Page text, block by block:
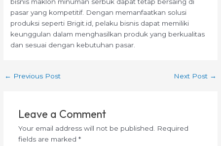
pasar yang kompetitif. Dengan memanfaatkan solusi
produksi seperti Brigit.id, pelaku bisnis dapat memiliki
keunggulan dalam menghasilkan produk yang berkualitas
dan sesuai dengan kebutuhan pasar.
← Previous Post Next Post →
Leave a Comment
Your email address will not be published.
Required
fields are marked *